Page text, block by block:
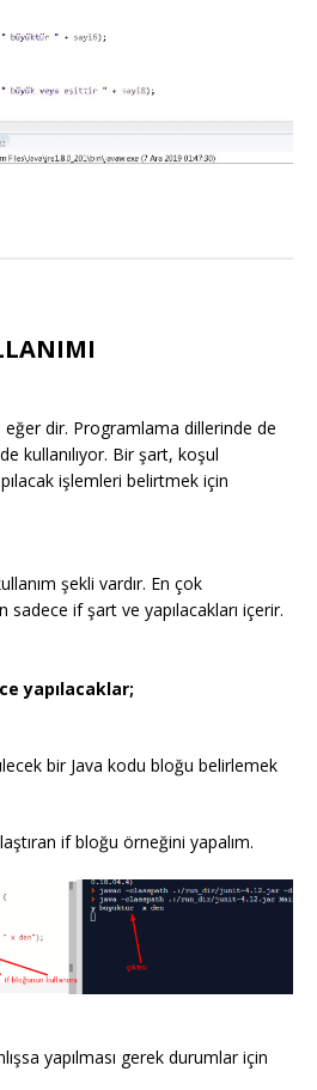
eğer dir. Programlama dillerinde de
kullanılıyor. Bir şart, koşul
işlemleri belirtmek için
şekli vardır. En çok
sadece if şart ve yapılacakları içerir.
yapılacaklar;
bir Java kodu bloğu belirlemek
if bloğu örneğini yapalım.
yapılması gerek durumlar için